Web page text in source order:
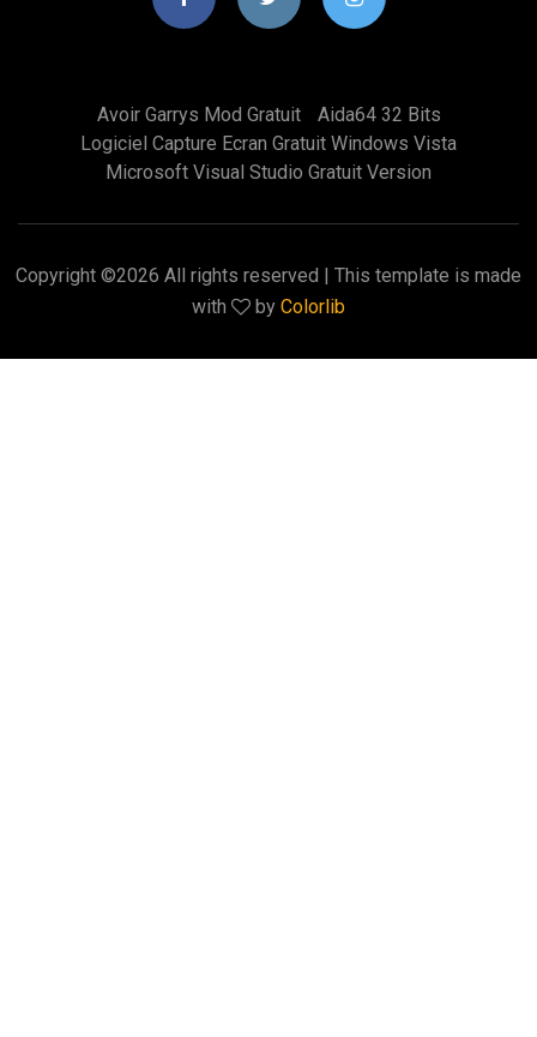
Avoir Garrys Mod Gratuit
Aida64 32 Bits
Logiciel Capture Ecran Gratuit Windows Vista
Microsoft Visual Studio Gratuit Version
Copyright ©2026 All rights reserved | This template is made
with
by Colorlib